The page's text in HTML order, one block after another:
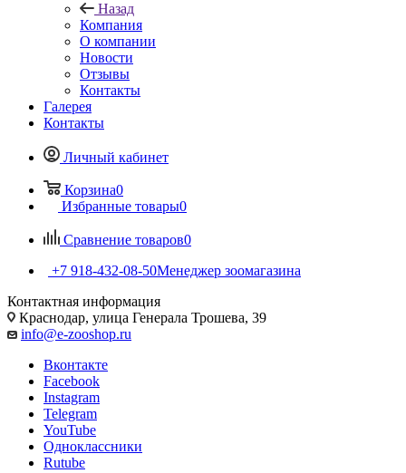
Назад
Компания
О компании
Новости
Отзывы
Контакты
Галерея
Контакты
Личный кабинет
Корзина0
Избранные товары0
Сравнение товаров0
+7 918-432-08-50Менеджер зоомагазина
Контактная информация
Краснодар, улица Генерала Трошева, 39
info@e-zooshop.ru
Вконтакте
Facebook
Instagram
Telegram
YouTube
Одноклассники
Rutube